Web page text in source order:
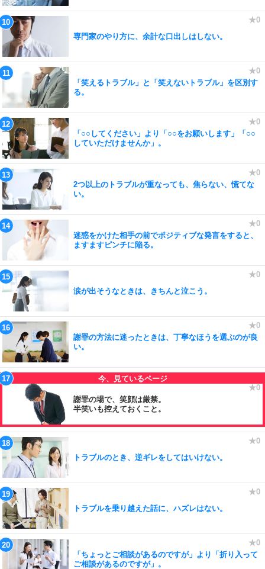
専門家のやり方に、余計な口出しはしない。
「笑えるトラブル」と「笑えないトラブル」を区別す
る。
「○○してください」より「○○をお願いします」「○○
していただけませんか」。
2つ以上のトラブルが重なっても、焦らない、慌てな
い。
迷惑をかけた相手の前でポジティブな発言をすると、
ますますピンチに陥る。
涙が出そうなときは、きちんと泣こう。
謝罪の方法に迷ったときは、丁寧なほうを選ぶのが良
い。
謝罪の場で、笑顔は厳禁。
半笑いも控えておくこと。
トラブルのとき、逆ギレをしてはいけない。
トラブルを乗り越えた話に、ハズレはない。
「ちょっとご相談があるのですが」より「折り入って
ご相談があるのですが」。